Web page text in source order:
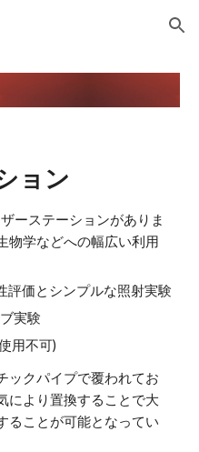
Skip to navigation
ョン
ーステーションがありま
物学などへの幅広い利用
評価とシンプルな照射実験
実験
用不可)
ックパイプで覆われてお
により置換することで大
ることが可能となってい